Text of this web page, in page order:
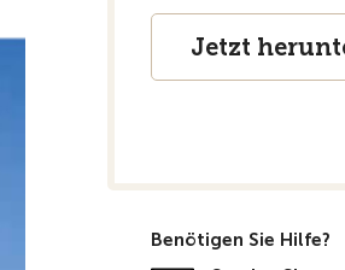
Jetzt
Benötigen Sie Hilfe?